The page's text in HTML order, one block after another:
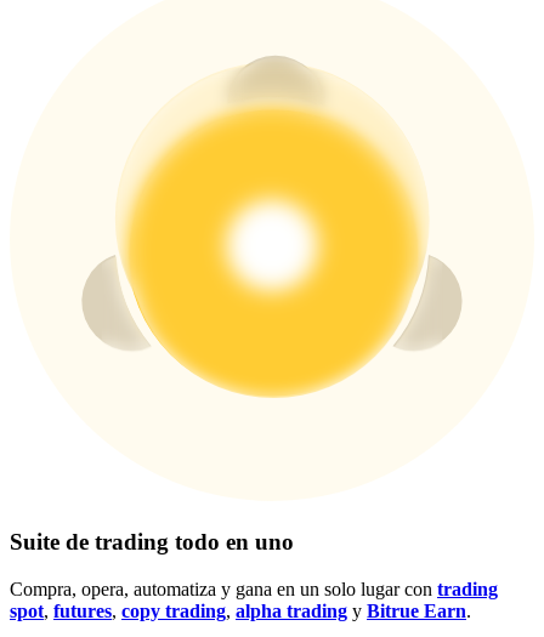
Gana premios y recompensas exclusivas
Centro de recompensas
Suite de trading todo en uno
Compra, opera, automatiza y gana en un solo lugar con trading
spot, futures, copy trading, alpha trading y Bitrue Earn.